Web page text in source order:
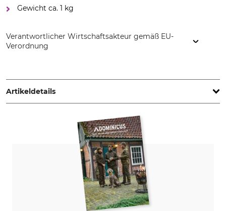
Gewicht ca. 1 kg
Verantwortlicher Wirtschaftsakteur gemäß EU-
Verordnung
Germany, www.farm-land.de
Artikeldetails
Produkttyp
Zielstock
Modellbezeichnung
Gewicht
1 kg